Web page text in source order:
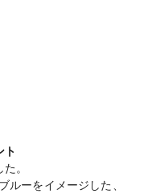
ト
。
ルーをイメージした、